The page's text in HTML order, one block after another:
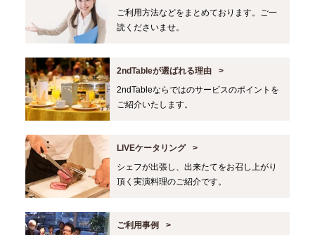
ご利用方法などをまとめております。ご一
読くださいませ。
2ndTableが選ばれる理由
2ndTableならではのサービスのポイントを
ご紹介いたします。
LIVEケータリング
シェフが出張し、出来たてをお召し上がり
頂く実演料理のご紹介です。
ご利用事例